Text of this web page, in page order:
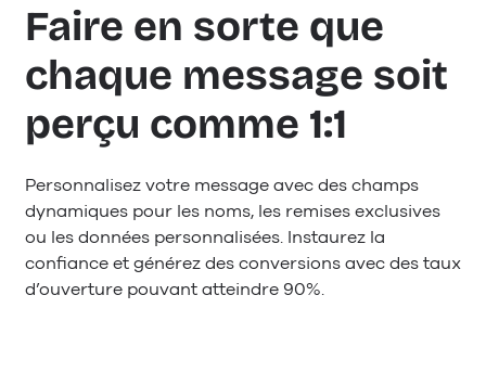
Faire en sorte que
chaque message soit
perçu comme 1:1
Personnalisez votre message avec des champs
dynamiques pour les noms, les remises exclusives
ou les données personnalisées. Instaurez la
confiance et générez des conversions avec des taux
d’ouverture pouvant atteindre 90%.